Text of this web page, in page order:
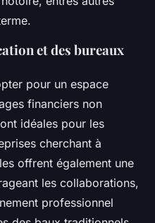
et des bureaux
pour un espace
financiers non
idéales pour les
cherchant à
offrent également une
les collaborations,
professionnel